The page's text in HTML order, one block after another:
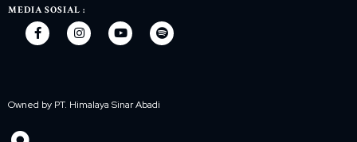
MEDIA SOSIAL :
Owned by PT. Himalaya Sinar Abadi